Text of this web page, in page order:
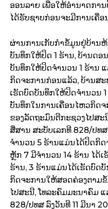
ອອນລາຍ ເພື່ອໃຫ້ອໍານາດກາ
ໄດ້ຮັບຊາບກ່ອນຈະມີການເຄື່ອ
ຜ່ານການເກັບກໍາຂໍ້ມູນຢູ່ບ້ານຫ້
ບັນທຶກໃຫ້ປິດ 1 ຮ້ານ, ບ້ານດອ
ບັນທຶກໃຫ້ປິດຈຳນວນ 1 ຮ້ານ
ກິດຈະການກ່ອນແລ້ວ, ບ້ານສ
ເຮັດບົດບັນທຶກໃຫ້ປິດຈຳນວນ
ບັນທຶກໃນການເຄື່ອນໄຫວກິດ
ຂອງລັດຖະມົນຕີກະຊວງໄປສ
ສື່ສານ ສະບັບເລກທີ 828/ປທສ
ຈຳນວນ 5 ຮ້ານແມ່ນໄດ້ປິດກິ
ຫຼັກ 7 ມີຈຳນວນ 14 ຮ້ານ ໄດ້
ຮ້ານ, 3 ຮ້ານແມ່ນໄດ້ເຮັດບົດ
ກິດຈະການໃຫ້ສອດຄ່ອງຕາມ
ໄປສະນີ, ໂທລະຄົມມະນາຄົມ
828/ປທສ ລົງວັນທີ 11 ມີນາ